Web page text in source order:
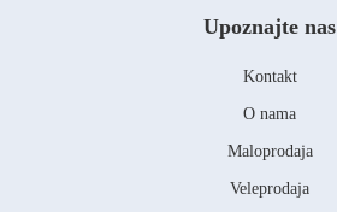
Upoznajte nas
Kontakt
O nama
Maloprodaja
Veleprodaja